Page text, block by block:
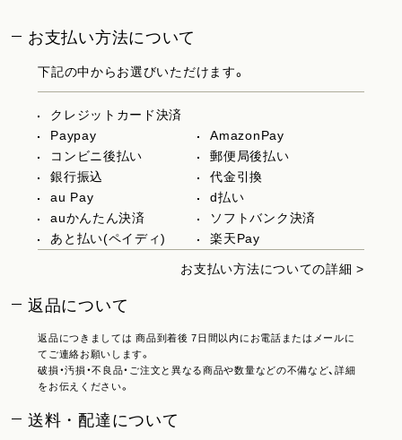
お支払い方法について
下記の中からお選びいただけます。
クレジットカード決済
Paypay
AmazonPay
コンビニ後払い
郵便局後払い
銀行振込
代金引換
au Pay
d払い
auかんたん決済
ソフトバンク決済
あと払い(ペイディ)
楽天Pay
お支払い方法についての詳細 >
返品について
返品につきましては 商品到着後 7日間以内にお電話またはメールに
てご連絡お願いします。
破損・汚損・不良品・ご注文と異なる商品や数量などの不備など、詳細
をお伝えください。
送料・配達について